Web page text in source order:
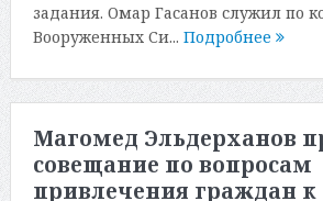
задания. Омар Гасанов служил по
Вооруженных Си... Подробнее
Магомед Эльдерханов
совещание по вопросам
привлечения граждан к